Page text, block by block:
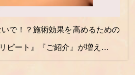
で！？施術効果を高めるための
ート』『ご紹介』が増え…